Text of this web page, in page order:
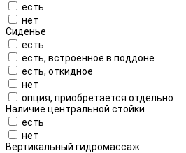
есть
нет
Сиденье
есть
есть, встроенное в поддоне
есть, откидное
нет
опция, приобретается отдельно
Наличие центральной стойки
есть
нет
Вертикальный гидромассаж